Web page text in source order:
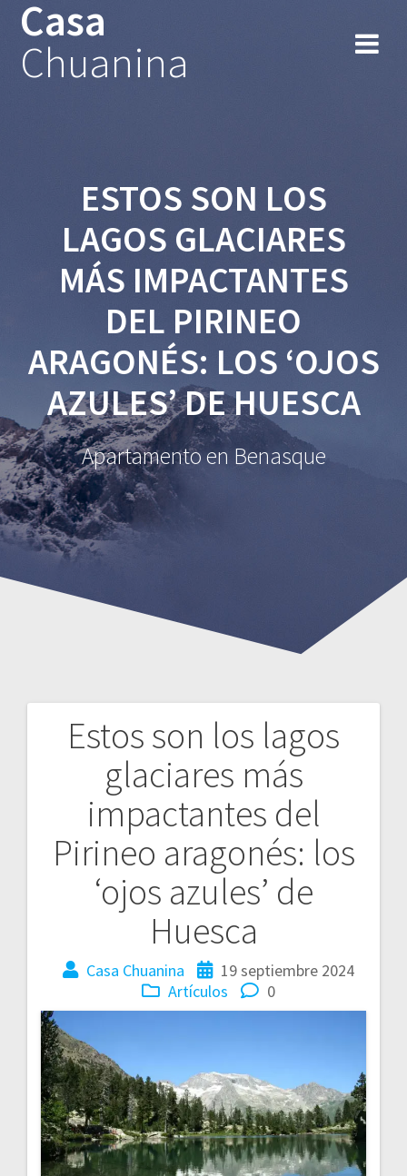
Casa
Chuanina
ESTOS SON LOS
LAGOS GLACIARES
MÁS IMPACTANTES
DEL PIRINEO
ARAGONÉS: LOS ‘OJOS
AZULES’ DE HUESCA
Apartamento en Benasque
Estos son los lagos
glaciares más
impactantes del
Pirineo aragonés: los
‘ojos azules’ de
Huesca
Casa Chuanina
19 septiembre 2024
Artículos
0